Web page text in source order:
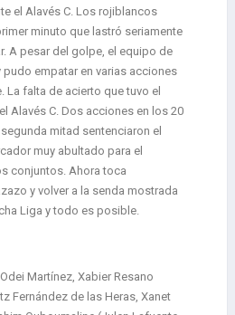
el Alavés C. Los rojiblancos
minuto que lastró seriamente
A pesar del golpe, el equipo de
empatar en varias acciones
La falta de acierto que tuvo el
Alavés C. Dos acciones en los 20
mitad sentenciaron el
muy abultado para el
conjuntos. Ahora toca
y volver a la senda mostrada
Liga y todo es posible.
Martínez, Xabier Resano
Fernández de las Heras, Xanet